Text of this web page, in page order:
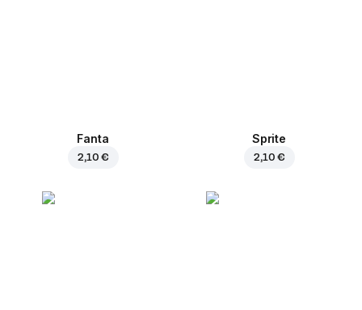
Fanta
2,10 €
Sprite
2,10 €